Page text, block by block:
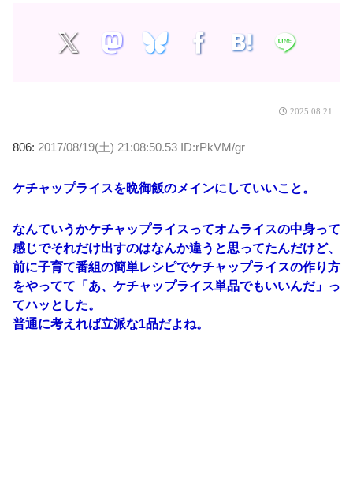
2025.08.21
806: 2017/08/19(土) 21:08:50.53 ID:rPkVM/gr
ケチャップライスを晩御飯のメインにしていいこと。
なんていうかケチャップライスってオムライスの中身って
感じでそれだけ出すのはなんか違うと思ってたんだけど、
前に子育て番組の簡単レシピでケチャップライスの作り方
をやってて「あ、ケチャップライス単品でもいいんだ」っ
てハッとした。
普通に考えれば立派な1品だよね。